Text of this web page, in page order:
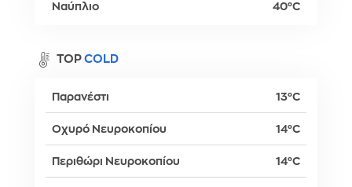
Ναύπλιο 40°C
TOP COLD
Παρανέστι 13°C
Οχυρό Νευροκοπίου 14°C
Περιθώρι Νευροκοπίου 14°C